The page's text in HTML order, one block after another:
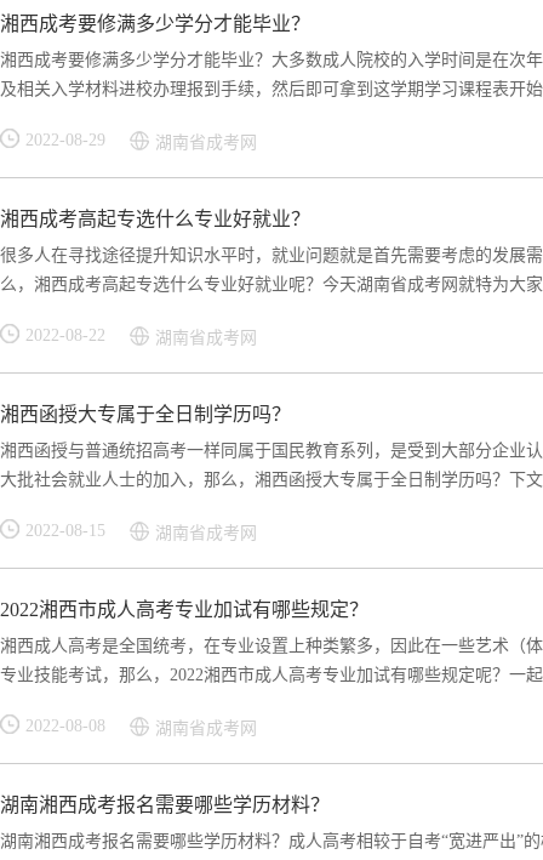
湘西成考要修满多少学分才能毕业？
湘西成考要修满多少学分才能毕业？大多数成人院校的入学时间是在次
及相关入学材料进校办理报到手续，然后即可拿到这学期学习课程表开
2022-08-29 湖南省成考网
湘西成考高起专选什么专业好就业？
很多人在寻找途径提升知识水平时，就业问题就是首先需要考虑的发展
么，湘西成考高起专选什么专业好就业呢？今天湖南省成考网就特为大
2022-08-22 湖南省成考网
湘西函授大专属于全日制学历吗？
湘西函授与普通统招高考一样同属于国民教育系列，是受到大部分企业
大批社会就业人士的加入，那么，湘西函授大专属于全日制学历吗？下
2022-08-15 湖南省成考网
2022湘西市成人高考专业加试有哪些规定？
湘西成人高考是全国统考，在专业设置上种类繁多，因此在一些艺术（
专业技能考试，那么，2022湘西市成人高考专业加试有哪些规定呢？一
2022-08-08 湖南省成考网
湖南湘西成考报名需要哪些学历材料？
湖南湘西成考报名需要哪些学历材料？成人高考相较于自考“宽进严出”